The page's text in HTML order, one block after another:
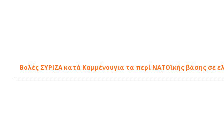
Βολές ΣΥΡΙΖΑ κατά Καμμένουγια τα περί ΝΑΤΟϊκής βάσης σε